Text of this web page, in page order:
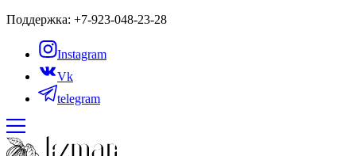
Поддержка: +7-923-048-23-28
Instagram
Vk
telegram